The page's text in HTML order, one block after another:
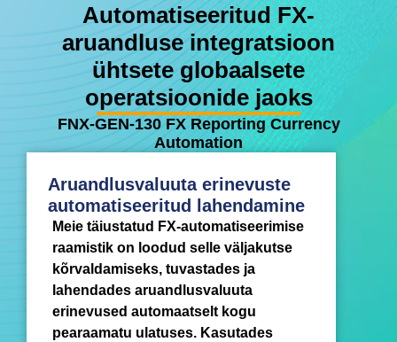
Automatiseeritud FX-
aruandluse integratsioon
ühtsete globaalsete
operatsioonide jaoks
FNX-GEN-130 FX Reporting Currency
Automation
Aruandlusvaluuta erinevuste
automatiseeritud lahendamine
Meie täiustatud FX-automatiseerimise
raamistik on loodud selle väljakutse
kõrvaldamiseks, tuvastades ja
lahendades aruandlusvaluuta
erinevused automaatselt kogu
pearaamatu ulatuses. Kasutades